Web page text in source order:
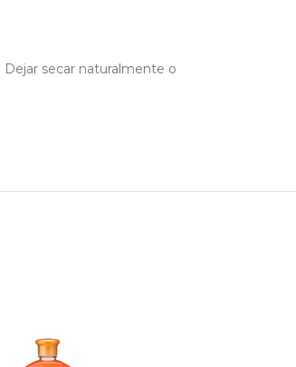
secar naturalmente o